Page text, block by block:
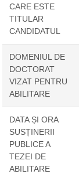
CARE ESTE
TITULAR
CANDIDATUL
DOMENIUL DE
DOCTORAT
VIZAT PENTRU
ABILITARE
DATA ȘI ORA
SUSȚINERII
PUBLICE A
TEZEI DE
ABILITARE